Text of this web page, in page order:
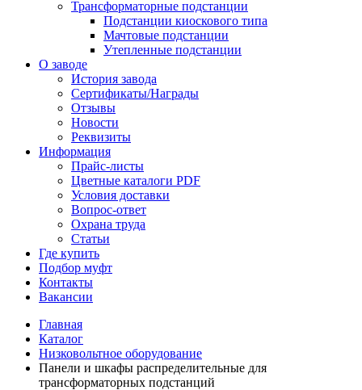
Трансформаторные подстанции
Подстанции киоскового типа
Мачтовые подстанции
Утепленные подстанции
О заводе
История завода
Сертификаты/Награды
Отзывы
Новости
Реквизиты
Информация
Прайс-листы
Цветные каталоги PDF
Условия доставки
Вопрос-ответ
Охрана труда
Статьи
Где купить
Подбор муфт
Контакты
Вакансии
Главная
Каталог
Низковольтное оборудование
Панели и шкафы распределительные для
трансформаторных подстанций